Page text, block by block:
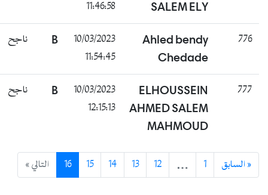
SALEM ELY
11:46:58
776
Ahled bendy
Chedade
10/03/2023
11:54:45
B ناجح
777
ELHOUSSEIN
AHMED SALEM
MAHMOUD
10/03/2023
12:15:13
B ناجح
« السابق 1
…
12
13
14
15
16 التالي »